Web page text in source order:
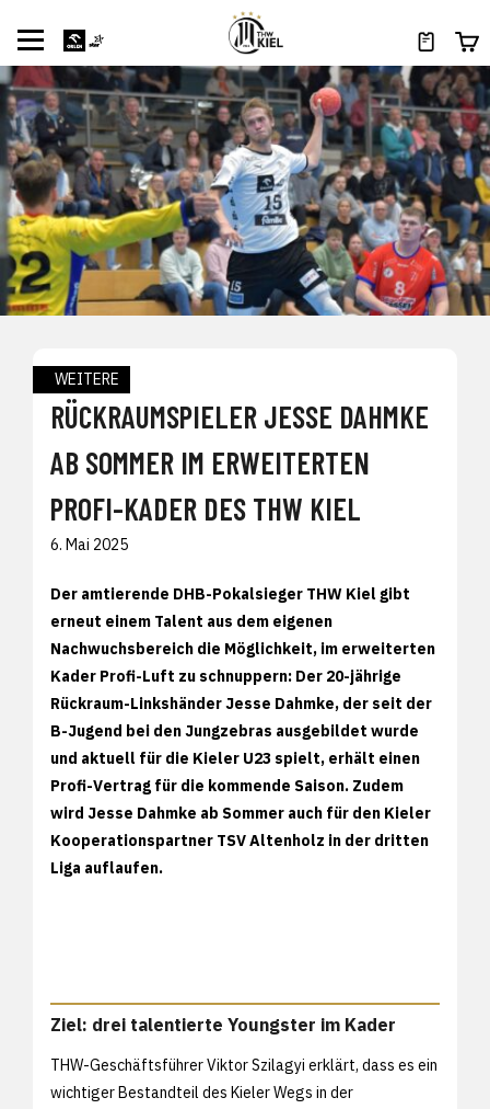
WEITERE
RÜCKRAUMSPIELER JESSE DAHMKE
AB SOMMER IM ERWEITERTEN
PROFI-KADER DES THW KIEL
6. Mai 2025
Der amtierende DHB-Pokalsieger THW Kiel gibt
erneut einem Talent aus dem eigenen
Nachwuchsbereich die Möglichkeit, im erweiterten
Kader Profi-Luft zu schnuppern: Der 20-jährige
Rückraum-Linkshänder Jesse Dahmke, der seit der
B-Jugend bei den Jungzebras ausgebildet wurde
und aktuell für die Kieler U23 spielt, erhält einen
Profi-Vertrag für die kommende Saison. Zudem
wird Jesse Dahmke ab Sommer auch für den Kieler
Kooperationspartner TSV Altenholz in der dritten
Liga auflaufen.
Ziel: drei talentierte Youngster im Kader
THW-Geschäftsführer Viktor Szilagyi erklärt, dass es ein
wichtiger Bestandteil des Kieler Wegs in der